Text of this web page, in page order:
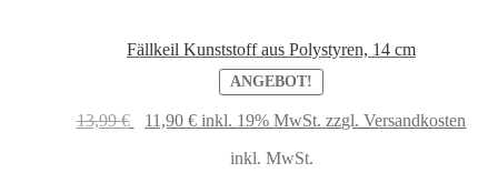
Fällkeil Kunststoff aus Polystyren, 14 cm
ANGEBOT!
13,99€
Ursprünglicher
11,90€Aktueller
inkl. 19% MwSt. zzgl. Versandkosten
inkl. MwSt.